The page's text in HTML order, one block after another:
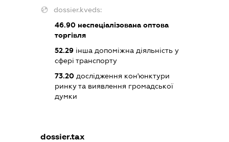
dossier.kveds:
46.90неспеціалізована оптова
торгівля
52.29інша допоміжна діяльність у
сфері транспорту
73.20дослідження кон'юнктури
ринку та виявлення громадської
думки
dossier.tax